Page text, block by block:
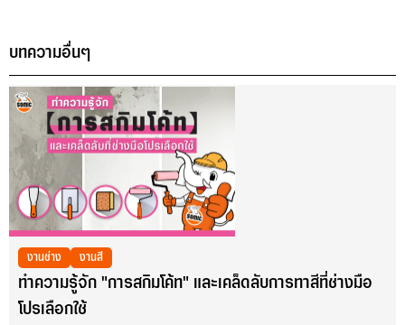
บทความอื่นๆ
งานช่าง งานสี
ทำความรู้จัก "การสกิมโค้ท" และเคล็ดลับการทาสีที่ช่างมือ
โปรเลือกใช้